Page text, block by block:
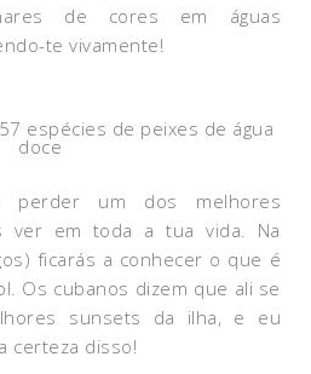
de cores em águas
te vivamente!
espécies de peixes de água
doce
perder um dos melhores
ver em toda a tua vida. Na
ficarás a conhecer o que é
Os cubanos dizem que ali se
sunsets da ilha, e eu
certeza disso!